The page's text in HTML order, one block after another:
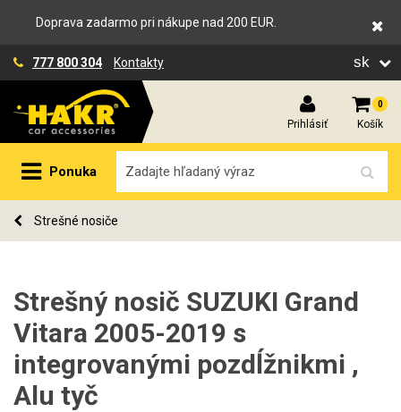
Doprava zadarmo pri nákupe nad 200 EUR.
777 800 304 Kontakty sk
Prihlásiť
0
Košík
Ponuka
Strešné nosiče
Strešný nosič SUZUKI Grand
Vitara 2005-2019 s
integrovanými pozdĺžnikmi ,
Alu tyč